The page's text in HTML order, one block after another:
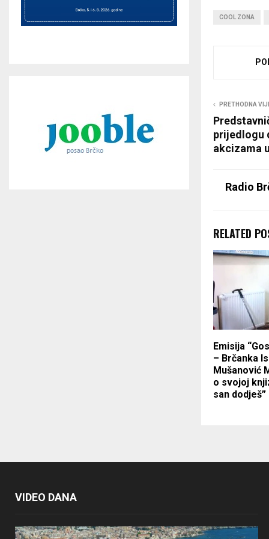
COOL ZONA
PRETHODNA
prijedlogu
akcizama
Radio
RELATED
Emisija
– Brčanka
Mušanović
o svojoj
san dodješ”
VIDEO DANA